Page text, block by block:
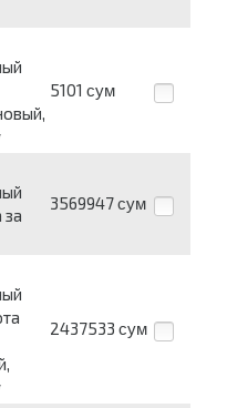
5101 сум
3569947 сум
2437533 сум